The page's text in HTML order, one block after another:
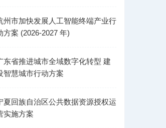
州市加快发展人工智能终端产业行
方案 (2026-2027 年)
东省推进城市全域数字化转型 建
智慧城市行动方案
夏回族自治区公共数据资源授权运
实施方案